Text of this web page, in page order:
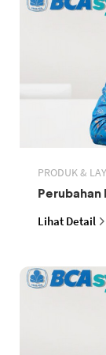
PRODUK &
Perubahan
Lihat Detail